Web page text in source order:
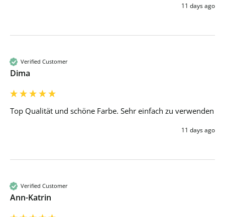
11 days ago
Verified Customer
Dima
11 days ago
Verified Customer
Ann-Katrin